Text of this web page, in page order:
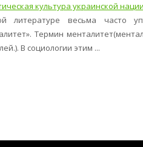
культура украинской нации
литературе весьма часто
Термин
В социологии этим ...